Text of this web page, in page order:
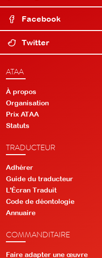
Facebook
Twitter
ATAA
À propos
Organisation
Prix ATAA
Statuts
TRADUCTEUR
Adhérer
Guide du traducteur
L'Écran Traduit
Code de déontologie
Annuaire
COMMANDITAIRE
Faire adapter une œuvre